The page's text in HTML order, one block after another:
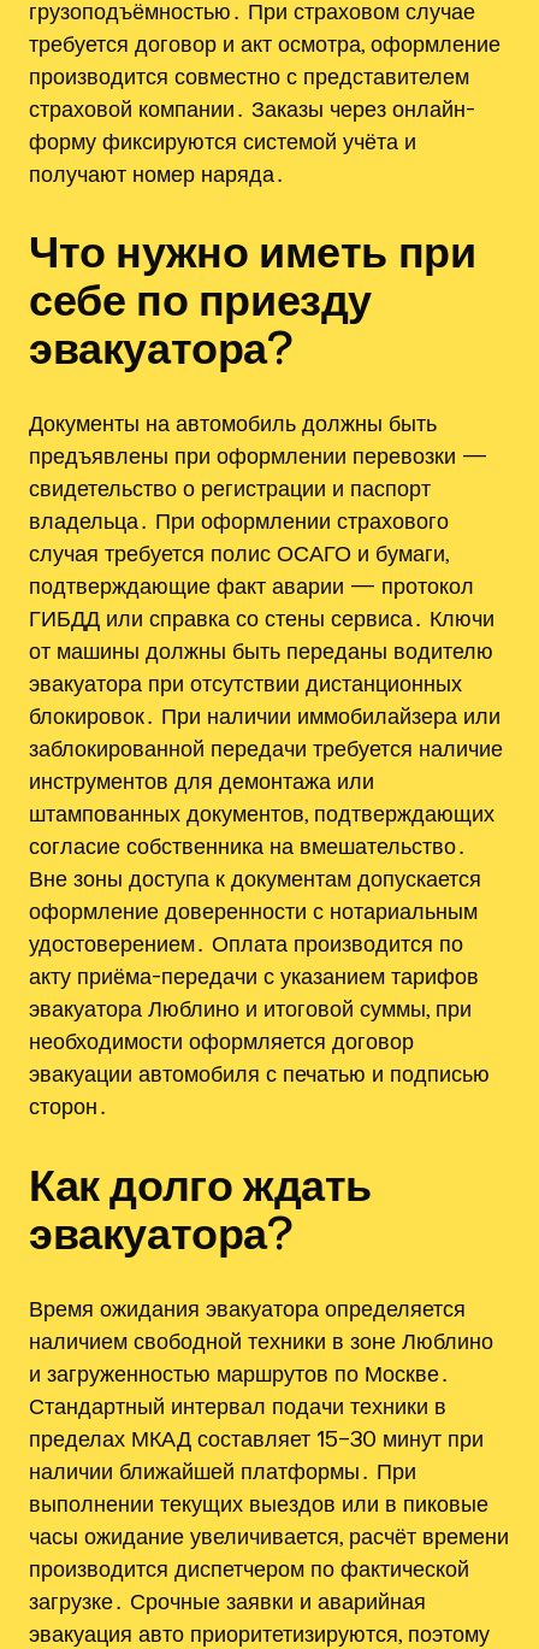
грузоподъёмностью․ При страховом случае
требуется договор и акт осмотра, оформление
производится совместно с представителем
страховой компании․ Заказы через онлайн-
форму фиксируются системой учёта и
получают номер наряда․
Что нужно иметь при
себе по приезду
эвакуатора?
Документы на автомобиль должны быть
предъявлены при оформлении перевозки —
свидетельство о регистрации и паспорт
владельца․ При оформлении страхового
случая требуется полис ОСАГО и бумаги,
подтверждающие факт аварии — протокол
ГИБДД или справка со стены сервиса․ Ключи
от машины должны быть переданы водителю
эвакуатора при отсутствии дистанционных
блокировок․ При наличии иммобилайзера или
заблокированной передачи требуется наличие
инструментов для демонтажа или
штампованных документов, подтверждающих
согласие собственника на вмешательство․
Вне зоны доступа к документам допускается
оформление доверенности с нотариальным
удостоверением․ Оплата производится по
акту приёма-передачи с указанием тарифов
эвакуатора Люблино и итоговой суммы, при
необходимости оформляется договор
эвакуации автомобиля с печатью и подписью
сторон․
Как долго ждать
эвакуатора?
Время ожидания эвакуатора определяется
наличием свободной техники в зоне Люблино
и загруженностью маршрутов по Москве․
Стандартный интервал подачи техники в
пределах МКАД составляет 15–30 минут при
наличии ближайшей платформы․ При
выполнении текущих выездов или в пиковые
часы ожидание увеличивается, расчёт времени
производится диспетчером по фактической
загрузке․ Срочные заявки и аварийная
эвакуация авто приоритетизируются, поэтому